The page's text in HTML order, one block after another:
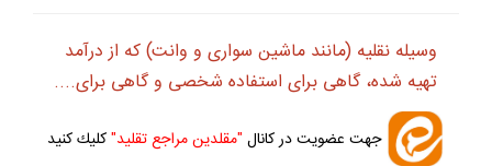
وسيله نقليه (مانند ماشين سوارى و وانت) كه از درآمد
تهيه شده، گاهى براى استفاده شخصى و گاهى براى....
جهت عضويت در كانال "مقلدين مراجع تقليد"كليك كنيد